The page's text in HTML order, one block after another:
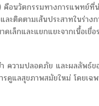
อนวัตกรรมทางการแพทย์ที่
ติดตามเส้นประสาทในร่างก
เล็กและแยกแยะจากเนื้อเยื่อ
ความปลอดภัย และผลลัพธ์ข
ดูแลสุขภาพสมัยใหม่ โดยเฉพ